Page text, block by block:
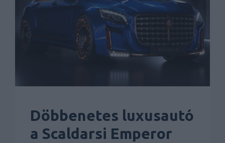
Döbbenetes luxusautó
a Scaldarsi Emperor